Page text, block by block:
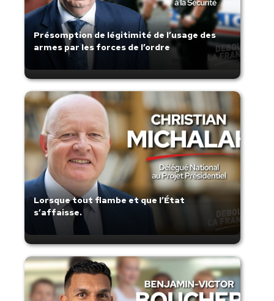
Présomption de légitimité de l’usage des
armes par les forces de l’ordre
Lorsque tout flambe et que l’État
s’affaisse.